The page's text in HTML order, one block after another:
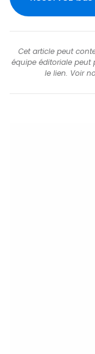
Cet article peut
équipe éditoriale peut
le lien. Voir